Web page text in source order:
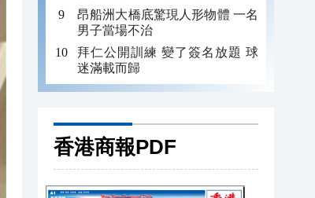
昂船洲大橋底驚現人形物體 一名
男子當場不治
拜仁公開訓練 變了簽名放題 球
迷滿載而歸
香港商報PDF